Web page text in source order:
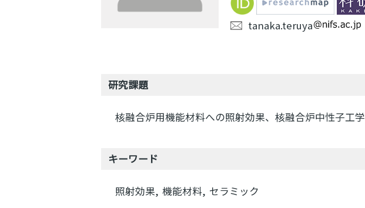
tanaka.teruya
研究課題
核融合炉用機能材料への照射効果、核融合炉中性子工学
キーワード
照射効果 機能材料 セラミック